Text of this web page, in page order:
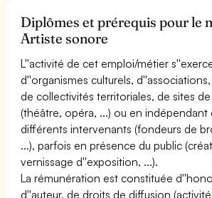
Diplômes et prérequis pour le
Artiste sonore
L''activité de cet emploi/métier
d''organismes culturels,
de collectivités territoriales, de sites
(théâtre, opéra, ...) ou en
différents intervenants (fondeurs de
...), parfois en présence du public
vernissage d''exposition, ...).
La rémunération est constituée
d''auteur, de droits de diffusion